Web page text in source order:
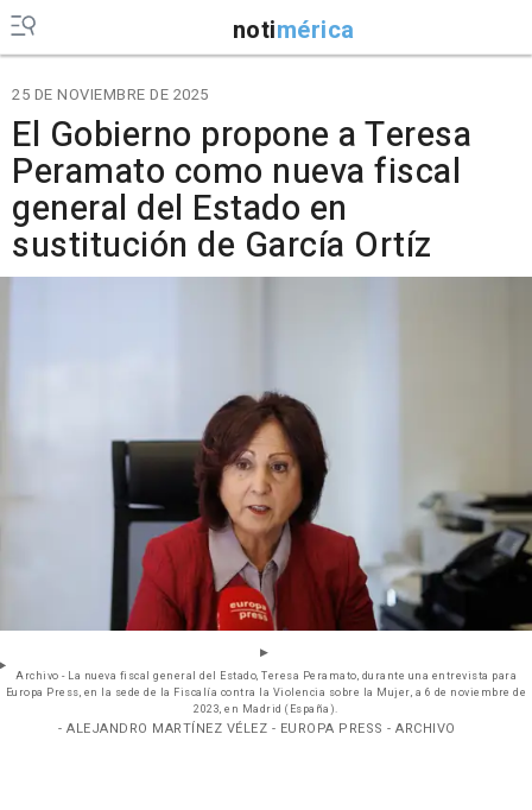
notimérica
25 DE NOVIEMBRE DE 2025
El Gobierno propone a Teresa
Peramato como nueva fiscal
general del Estado en
sustitución de García Ortíz
Archivo - La nueva fiscal general del Estado, Teresa Peramato, durante una entrevista para
Europa Press, en la sede de la Fiscalía contra la Violencia sobre la Mujer, a 6 de noviembre de
2023, en Madrid (España).
- ALEJANDRO MARTÍNEZ VÉLEZ - EUROPA PRESS - ARCHIVO